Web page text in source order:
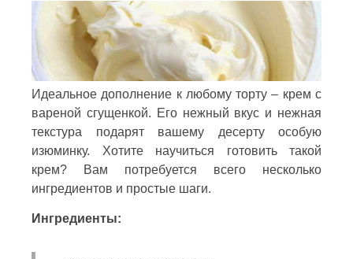
Идеальное дополнение к любому торту – крем с
вареной сгущенкой. Его нежный вкус и нежная
текстура подарят вашему десерту особую
изюминку. Хотите научиться готовить такой
крем? Вам потребуется всего несколько
ингредиентов и простые шаги.
Ингредиенты: